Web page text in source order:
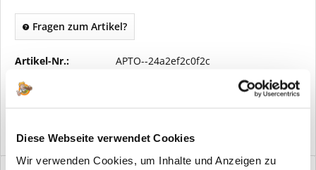
Diese Webseite verwendet Cookies
Wir verwenden Cookies, um Inhalte und Anzeigen zu
Fragen zum Artikel?
Artikel-Nr.: APTO--24a2ef2c0f2c
Vorteile